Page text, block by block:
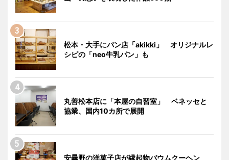
松本・大手にパン店「akikki」 オリジナルレ
シピの「neo牛乳パン」も
丸善松本店に「本屋の自習室」 ベネッセと
協業、国内10カ所で展開
安曇野の洋菓子店が縁起物バウムクーヘン